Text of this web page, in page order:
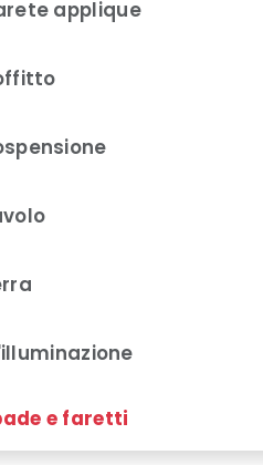
applique
e faretti